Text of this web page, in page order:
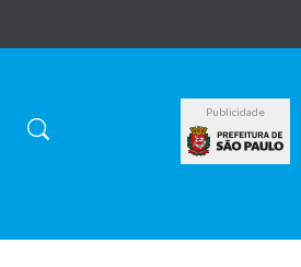
Publicidade